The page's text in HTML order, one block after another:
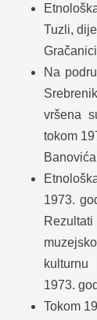
Tuzli,
Na
vršena
tokom
1973.
1973.
Tokom